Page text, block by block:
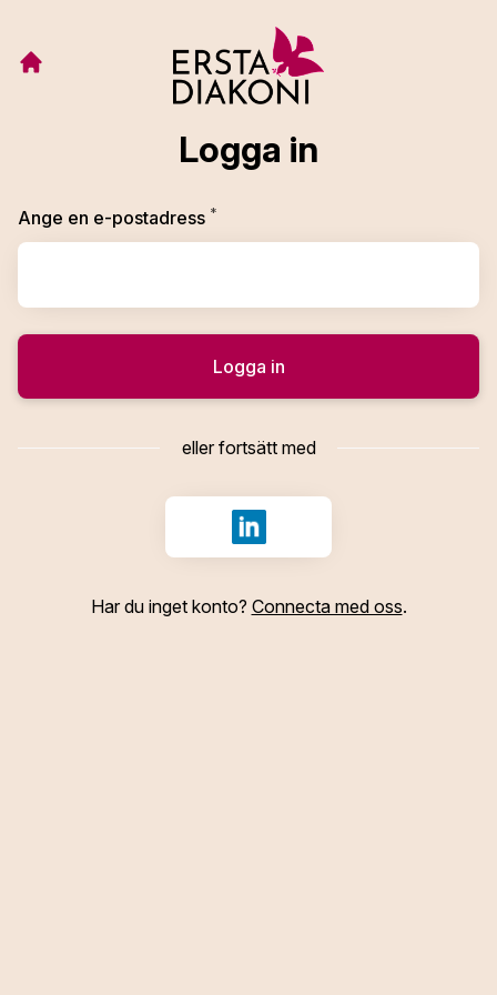
Logga in
Ange en e-postadress *
Logga in
eller fortsätt med
Logga in med LinkedIn
Har du inget konto? Connecta med oss.